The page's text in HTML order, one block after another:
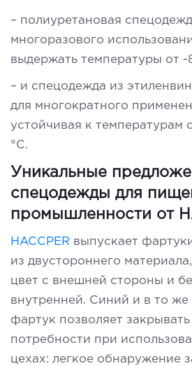
– полиуретановая
многоразового
выдержать температуры от -
– и спецодежда из
для многократного
устойчивая к температурам
°C.
Уникальные
спецодежды для
промышленности от
HACCPER выпускает
из двустороннего
цвет с внешней стороны и
внутренней. Синий и в то
фартук позволяет закрывать
потребности при
цехах: легкое обнаружение